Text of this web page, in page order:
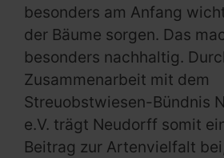
besonders am Anfang
der Bäume sorgen. Das
besonders nachhaltig.
Zusammenarbeit mit dem
Streuobstwiesen-Bündnis
e.V. trägt Neudorff somit
Beitrag zur Artenvielfalt